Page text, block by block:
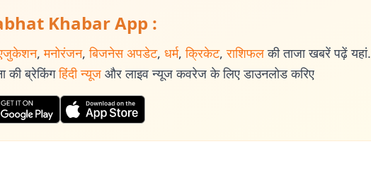
Khabar App :
, मनोरंजन, बिजनेस अपडेट, धर्म, क्रिकेट, राशिफल की ताजा खबरें पढ़ें यहां.
की ब्रेकिंग हिंदी न्यूज और लाइव न्यूज कवरेज के लिए डाउनलोड करिए